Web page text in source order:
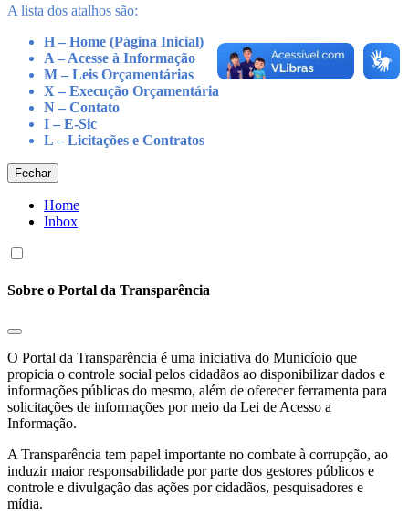
A lista dos atalhos são:
H – Home (Página Inicial)
A – Acesse à Informação
M – Leis Orçamentárias
X – Execução Orçamentária
N – Contato
I – E-Sic
L – Licitações e Contratos
Fechar
Home
Inbox
Sobre o Portal da Transparência
O Portal da Transparência é uma iniciativa do Municíoio que
propicia o controle social pelos cidadãos ao disponibilizar dados e
informações públicas do mesmo, além de oferecer ferramenta para
solicitações de informações por meio da Lei de Acesso a
Informação.
A Transparência tem papel importante no combate à corrupção, ao
induzir maior responsabilidade por parte dos gestores públicos e
controle e divulgação das ações por cidadãos, pesquisadores e
mídia.